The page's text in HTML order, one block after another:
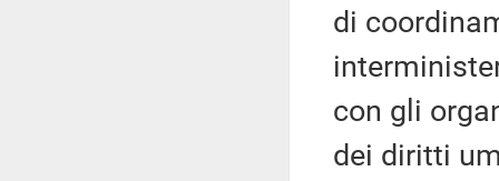
di
con gli
dei diritti